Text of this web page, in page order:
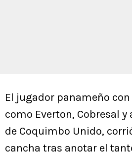
El jugador panameño
como Everton, Cobresal
de Coquimbo Unido,
cancha tras anotar el